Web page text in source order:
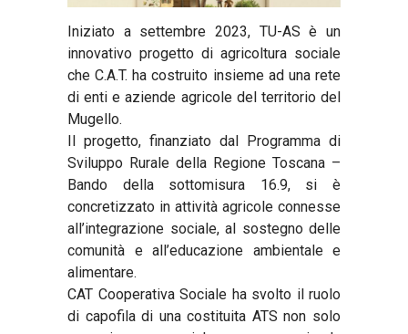
Iniziato a settembre 2023, TU-AS è un
innovativo progetto di agricoltura sociale
che C.A.T. ha costruito insieme ad una rete
di enti e aziende agricole del territorio del
Mugello.
Il progetto, finanziato dal Programma di
Sviluppo Rurale della Regione Toscana –
Bando della sottomisura 16.9, si è
concretizzato in attività agricole connesse
all’integrazione sociale, al sostegno delle
comunità e all’educazione ambientale e
alimentare.
CAT Cooperativa Sociale ha svolto il ruolo
di capofila di una costituita ATS non solo